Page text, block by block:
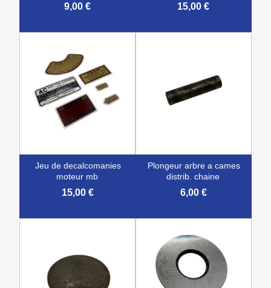
9,00 € 15,00 €
jeu de decalcomanies
moteur mb
15,00 €
plongeur arbre a cames
distrib. chaine
6,00 €